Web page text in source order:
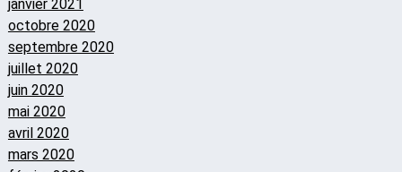
janvier 2021
octobre 2020
septembre 2020
juillet 2020
juin 2020
mai 2020
avril 2020
mars 2020